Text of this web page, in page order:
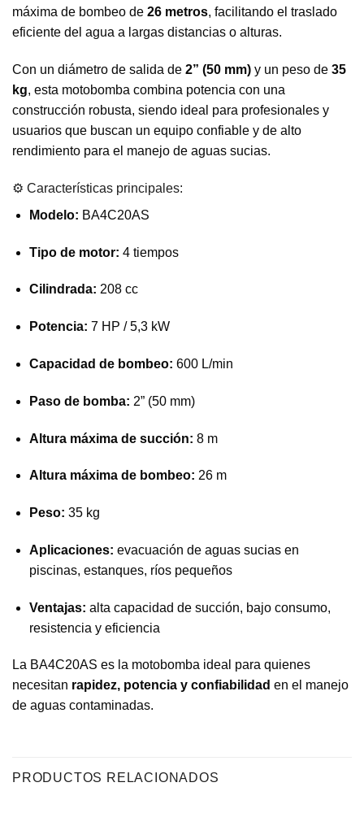
máxima de bombeo de 26 metros, facilitando el traslado
eficiente del agua a largas distancias o alturas.
Con un diámetro de salida de 2” (50 mm) y un peso de 35
kg, esta motobomba combina potencia con una
construcción robusta, siendo ideal para profesionales y
usuarios que buscan un equipo confiable y de alto
rendimiento para el manejo de aguas sucias.
⚙️ Características principales:
Modelo: BA4C20AS
Tipo de motor: 4 tiempos
Cilindrada: 208 cc
Potencia: 7 HP / 5,3 kW
Capacidad de bombeo: 600 L/min
Paso de bomba: 2” (50 mm)
Altura máxima de succión: 8 m
Altura máxima de bombeo: 26 m
Peso: 35 kg
Aplicaciones: evacuación de aguas sucias en
piscinas, estanques, ríos pequeños
Ventajas: alta capacidad de succión, bajo consumo,
resistencia y eficiencia
La BA4C20AS es la motobomba ideal para quienes
necesitan rapidez, potencia y confiabilidad en el manejo
de aguas contaminadas.
PRODUCTOS RELACIONADOS